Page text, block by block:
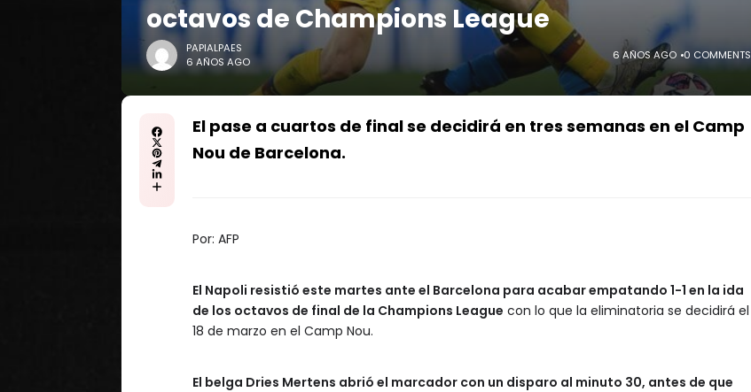
octavos de Champions League
PAPIALPAES
6 AÑOS AGO
6 AÑOS AGO 0 COMMENTS
El pase a cuartos de final se decidirá en tres semanas en el Camp
Nou de Barcelona.
Por: AFP
El Napoli resistió este martes ante el Barcelona para acabar empatando 1-1 en la ida
de los octavos de final de la Champions League con lo que la eliminatoria se decidirá el
18 de marzo en el Camp Nou.
El belga Dries Mertens abrió el marcador con un disparo al minuto 30, antes de que